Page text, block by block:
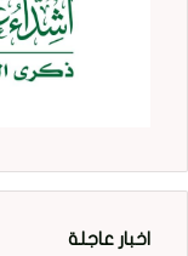
اخبار عاجلة